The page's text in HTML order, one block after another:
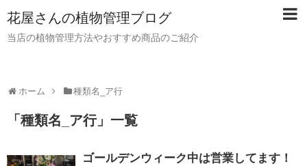
花屋さんの植物管理ブログ
当店の植物管理方法やおすすめ商品のご紹介
ホーム 種類名_ア行
「 種類名_ア行」 一覧
ゴールデンウィーク中は営業してます！